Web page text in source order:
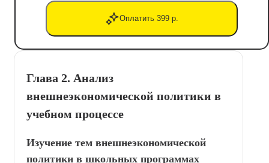
Оплатить 399 р.
Глава 2. Анализ
внешнеэкономической политики в
учебном процессе
Изучение тем внешнеэкономической
политики в школьных программах